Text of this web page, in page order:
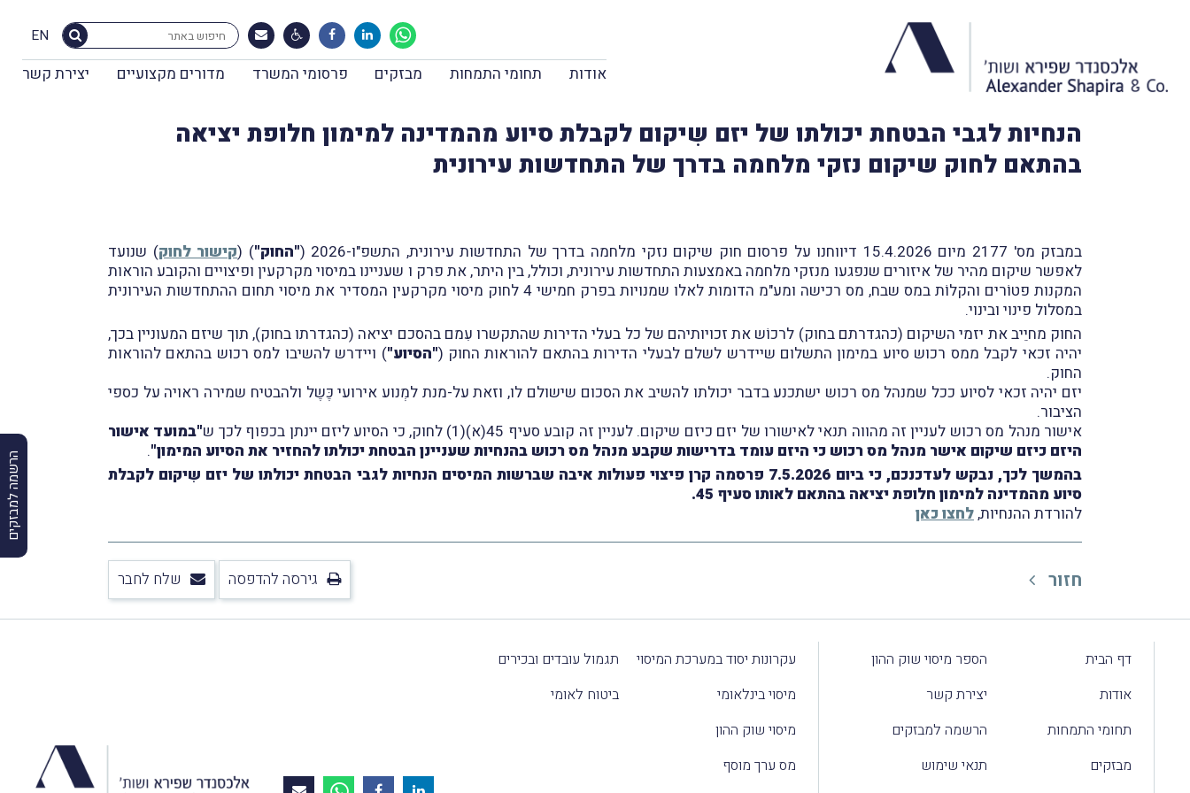
EN
אודות תחומי התמחות מבזקים פרסומי המשרד מדורים מקצועיים יצירת קשר
הרשמה למבזקים
הנחיות לגבי הבטחת יכולתו של יזם שִיקום לקבלת סיוע מהמדינה למימון חלופת יציאה
בהתאם לחוק שיקום נזקי מלחמה בדרך של התחדשות עירונית
במבזק מס' 2177 מיום 15.4.2026 דיווחנו על פרסום חוק שיקום נזקי מלחמה בדרך של התחדשות עירונית, התשפ"ו-2026 ( "החוק") (קישור לחוק) שנועד
לאפשר שיקום מהיר של איזורים שנפגעו מנזקי מלחמה באמצעות התחדשות עירונית, וכולל, בין היתר, את פרק ו שעניינו במיסוי מקרקעין ופיצויים והקובע הוראות
המקנות פטוֹרים והקלוֹת במס שבח, מס רכישה ומע"מ הדומות לאלו שמנויות בפרק חמישי 4 לחוק מיסוי מקרקעין המסדיר את מיסוי תחום ההתחדשות העירונית
במסלול פינוי ובינוי.
החוק מחיֵיב את יזמי השיקום (כהגדרתם בחוק) לרכוֹש את זכויותיהם של כל בעלי הדירות שהתקשרו עִמם בהסכם יציאה (כהגדרתו בחוק), תוך שיזם המעוניין בכך,
יהיה זכאי לקבל ממס רכוש סיוע במימון התשלום שיידרש לשלם לבעלי הדירות בהתאם להוראות החוק ("הסיוע") ויידרש להשיבו למס רכוש בהתאם להוראות
החוק.
יזם יהיה זכאי לסיוע ככל שמנהל מס רכוש ישתכנע בדבר יכולתו להשיב את הסכום שישולם לו, וזאת על-מנת למְנוע אירועי כֶּשֶל ולהבטיח שמירה ראויה על כספי
הציבור.
אישור מנהל מס רכוש לעניין זה מהווה תנאי לאישורו של יזם כיזם שיקום. לעניין זה קובע סעיף 45(א)(1) לחוק, כי הסיוע ליזם יינתן בכפוף לכך ש
"במועד אישור
היזם כיזם שיקום אישר מנהל מס רכוש כי היזם עומד בדרישות שקבע מנהל מס רכוש בהנחיות שעניינן הבטחת יכולתו להחזיר את הסיוע המימון".
בהמשך לכך, נבקש לעדכנכם, כי ביום 7.5.2026 פרסמה קרן פיצוי פעולות איבה שברשות המיסים הנחיות לגבי הבטחת יכולתו של יזם שִיקום לקבלת
סיוע מהמדינה למימון חלופת יציאה בהתאם לאותו סעיף 45.
להורדת ההנחיות,לחצו כאן
חזור גירסה להדפסה שלח לחבר
דף הבית
אודות
תחומי התמחות
מבזקים
הספר מיסוי שוק ההון
יצירת קשר
הרשמה למבזקים
תנאי שימוש
עקרונות יסוד במערכת המיסוי
מיסוי בינלאומי
מיסוי שוק ההון
מס ערך מוסף
תגמול עובדים ובכירים
ביטוח לאומי